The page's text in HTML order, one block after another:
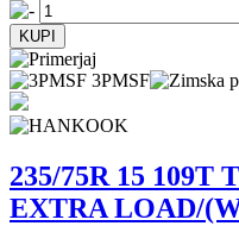
3PMSF
235/75R 15 109T
EXTRA LOAD/